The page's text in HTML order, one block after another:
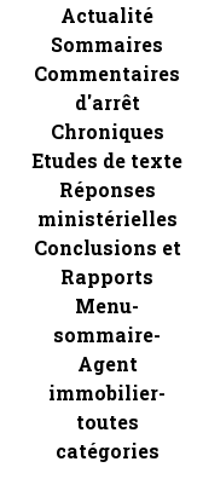
Actualité
Sommaires
Commentaires
d'arrêt
Chroniques
Etudes de texte
Réponses
ministérielles
Conclusions et
Rapports
Menu-
sommaire-
Agent
immobilier-
toutes
catégories